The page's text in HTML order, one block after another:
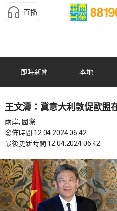
直播
即時新聞 本地
王文濤：冀意大利敦促歐盟
兩岸, 國際
發佈時間 12.04.2024 06:42
最後更新時間 12.04.2024 06:42